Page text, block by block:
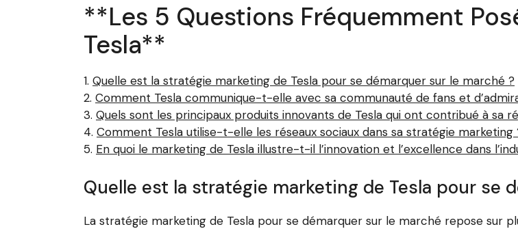
**Les 5 Questions Fréquemment
Tesla**
Quelle est la stratégie marketing de Tesla pour se démarquer sur le marché ?
Comment Tesla communique-t-elle avec sa communauté de fans et
Quels sont les principaux produits innovants de Tesla qui ont contribué à sa
Comment Tesla utilise-t-elle les réseaux sociaux dans sa stratégie marketing
En quoi le marketing de Tesla illustre-t-il l’innovation et l’excellence dans
Quelle est la stratégie marketing de Tesla pour se
La stratégie marketing de Tesla pour se démarquer sur le marché repose sur